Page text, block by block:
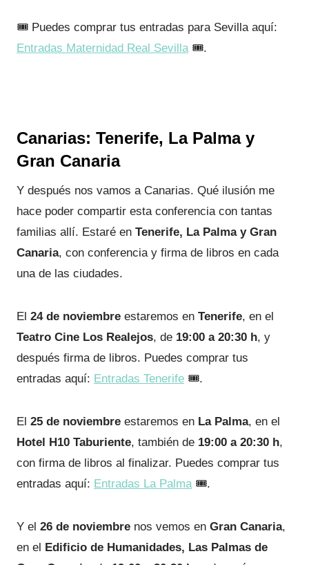
🎟️ Puedes comprar tus entradas para Sevilla aquí:
Entradas Maternidad Real Sevilla🎟️.
Canarias: Tenerife, La Palma y
Gran Canaria
Y después nos vamos a Canarias. Qué ilusión me
hace poder compartir esta conferencia con tantas
familias allí. Estaré en Tenerife, La Palma y Gran
Canaria, con conferencia y firma de libros en cada
una de las ciudades.
El 24 de noviembre estaremos en Tenerife, en el
Teatro Cine Los Realejos, de 19:00 a 20:30 h, y
después firma de libros. Puedes comprar tus
entradas aquí: Entradas Tenerife 🎟️.
El 25 de noviembre estaremos en La Palma, en el
Hotel H10 Taburiente, también de 19:00 a 20:30 h,
con firma de libros al finalizar. Puedes comprar tus
entradas aquí: Entradas La Palma🎟️.
Y el 26 de noviembre nos vemos en Gran Canaria,
en el Edificio de Humanidades, Las Palmas de